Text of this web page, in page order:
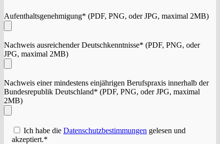
Aufenthaltsgenehmigung* (PDF, PNG, oder JPG, maximal 2MB)
Nachweis ausreichender Deutschkenntnisse* (PDF, PNG, oder
JPG, maximal 2MB)
Nachweis einer mindestens einjährigen Berufspraxis innerhalb der
Bundesrepublik Deutschland* (PDF, PNG, oder JPG, maximal
2MB)
Ich habe die Datenschutzbestimmungen gelesen und
akzeptiert.*